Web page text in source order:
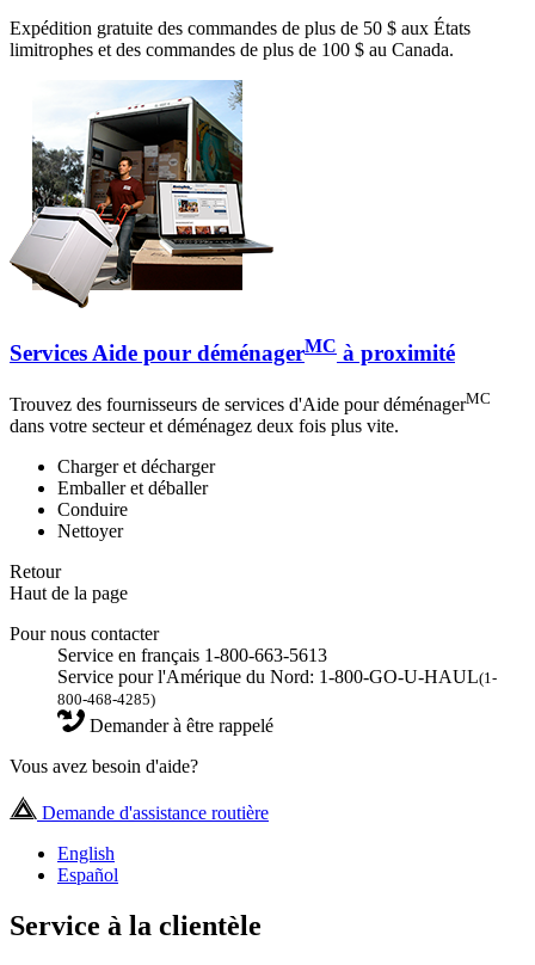
Expédition gratuite des commandes de plus de 50 $ aux États
limitrophes et des commandes de plus de 100 $ au Canada.
Services Aide pour déménagerMC à proximité
Trouvez des fournisseurs de services d'Aide pour déménagerMC
dans votre secteur et déménagez deux fois plus vite.
Charger et décharger
Emballer et déballer
Conduire
Nettoyer
Retour
Haut de la page
Pour nous contacter
Service en français 1-800-663-5613
Service pour l'Amérique du Nord: 1-800-GO-U-HAUL(1-
800-468-4285)
Demander à être rappelé
Vous avez besoin d'aide?
Demande d'assistance routière
English
Español
Service à la clientèle